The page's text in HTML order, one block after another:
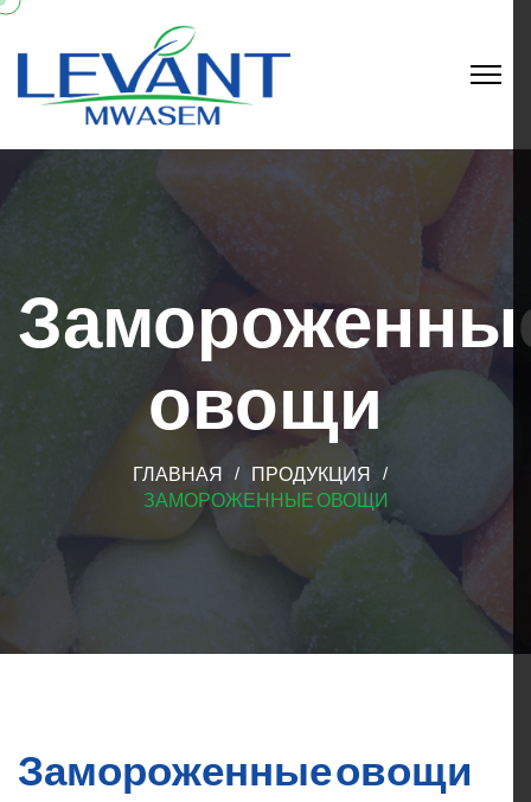
овощи
ГЛАВНАЯ
ПРОДУКЦИЯ
ЗАМОРОЖЕННЫЕ ОВОЩИ
Замороженные овощи